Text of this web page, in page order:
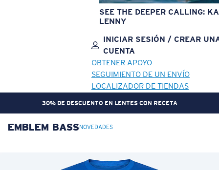
SEE THE DEEPER CALLING:
LENNY
INICIAR SESIÓN / CREAR
CUENTA
OBTENER APOYO
SEGUIMIENTO DE UN ENVÍO
LOCALIZADOR DE TIENDAS
30% DE DESCUENTO EN LENTES CON RECETA
OBJETIVO ACTUALIZADO
Precio:
EMBLEM BASS NOVEDADES